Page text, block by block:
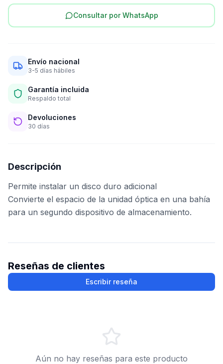
Consultar por WhatsApp
Envío nacional
3-5 días hábiles
Garantía incluida
Respaldo total
Devoluciones
30 días
Descripción
Permite instalar un disco duro adicional
Convierte el espacio de la unidad óptica en una bahía
para un segundo dispositivo de almacenamiento.
Reseñas de clientes
Escribir reseña
Aún no hay reseñas para este producto